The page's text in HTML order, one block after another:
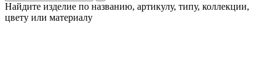
Найдите изделие по названию, артикулу, типу, коллекции,
цвету или материалу